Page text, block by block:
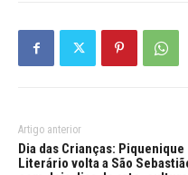
Artigo anterior
Dia das Crianças: Piquenique
Literário volta a São